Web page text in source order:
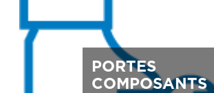
PORTES
COMPOSANTS